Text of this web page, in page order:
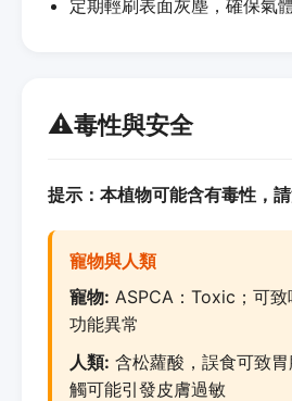
定期輕刷表面灰塵，確保氣
⚠️毒性與安全
提示：本植物可能含有毒性，請
寵物與人類
寵物: ASPCA：Toxic；可
功能異常
人類: 含松蘿酸，誤食可致
觸可能引發皮膚過敏